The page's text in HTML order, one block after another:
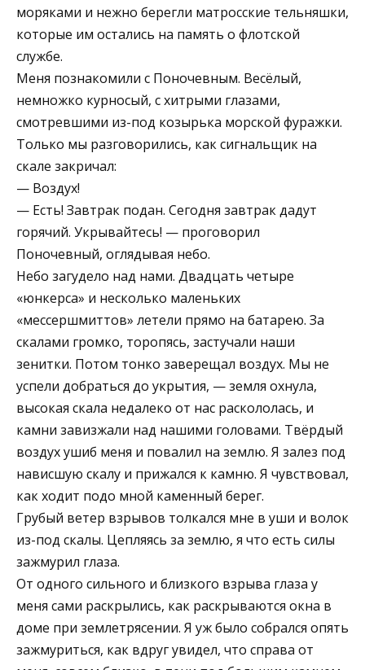
моряками и нежно берегли матросские тельняшки,
которые им остались на память о флотской
службе.
Меня познакомили с Поночевным. Весёлый,
немножко курносый, с хитрыми глазами,
смотревшими из-под козырька морской фуражки.
Только мы разговорились, как сигнальщик на
скале закричал:
— Воздух!
— Есть! Завтрак подан. Сегодня завтрак дадут
горячий. Укрывайтесь! — проговорил
Поночевный, оглядывая небо.
Небо загудело над нами. Двадцать четыре
«юнкерса» и несколько маленьких
«мессершмиттов» летели прямо на батарею. За
скалами громко, торопясь, застучали наши
зенитки. Потом тонко заверещал воздух. Мы не
успели добраться до укрытия, — земля охнула,
высокая скала недалеко от нас раскололась, и
камни завизжали над нашими головами. Твёрдый
воздух ушиб меня и повалил на землю. Я залез под
нависшую скалу и прижался к камню. Я чувствовал,
как ходит подо мной каменный берег.
Грубый ветер взрывов толкался мне в уши и волок
из-под скалы. Цепляясь за землю, я что есть силы
зажмурил глаза.
От одного сильного и близкого взрыва глаза у
меня сами раскрылись, как раскрываются окна в
доме при землетрясении. Я уж было собрался опять
зажмуриться, как вдруг увидел, что справа от